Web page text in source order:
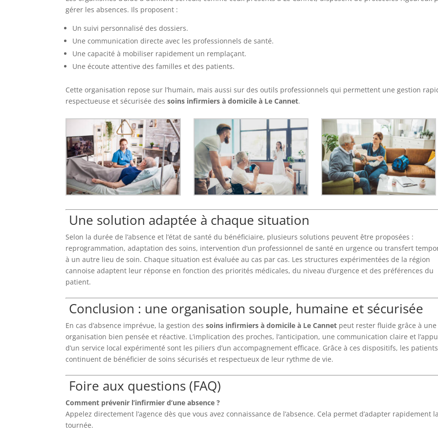
gérer les absences. Ils proposent :
Un suivi personnalisé des dossiers.
Une communication directe avec les professionnels de santé.
Une capacité à mobiliser rapidement un remplaçant.
Une écoute attentive des familles et des patients.
Cette organisation repose sur l’humain, mais aussi sur des outils professionnels qui permettent une gestion
respectueuse et sécurisée dessoins infirmiers à domicile à Le Cannet.
Une solution adaptée à chaque situation
Selon la durée de l’absence et l’état de santé du bénéficiaire, plusieurs solutions peuvent être proposées :
reprogrammation, adaptation des soins, intervention d’un professionnel de santé en urgence ou transfert
à un autre lieu de soin. Chaque situation est évaluée au cas par cas. Les structures expérimentées de la région
cannoise adaptent leur réponse en fonction des priorités médicales, du niveau d’urgence et des préférences du
patient.
Conclusion : une organisation souple, humaine et sécurisée
En cas d’absence imprévue, la gestion dessoins infirmiers à domicile à Le Cannet peut rester fluide grâce à une
organisation bien pensée et réactive. L’implication des proches, l’anticipation, une communication claire et
d’un service local expérimenté sont les piliers d’un accompagnement efficace. Grâce à ces dispositifs, les patients
continuent de bénéficier de soins sécurisés et respectueux de leur rythme de vie.
Foire aux questions (FAQ)
Comment prévenir l’infirmier d’une absence ?
Appelez directement l’agence dès que vous avez connaissance de l’absence. Cela permet d’adapter rapidement
tournée.